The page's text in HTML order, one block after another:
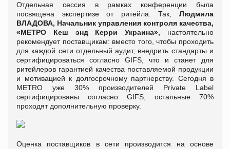
Отдельная сессия в рамках конференции была
посвящена экспертизе от ритейла. Так, Людмила
ВЛАДОВА, Начальник управления контроля качества,
«МЕТРО Кеш энд Керри Украина», настоятельно
рекомендует поставщикам: вместо того, чтобы проходить
для каждой сети отдельный аудит, внедрить стандарты и
сертифицироваться согласно GIFS, что и станет для
ритейлеров гарантией качества поставляемой продукции
и мотивацией к долгосрочному партнерству. Сегодня в
METRO уже 30% производителей Private Label
сертифицированы согласно GIFS, остальные 70%
проходят дополнительную проверку.
Оценка поставщиков в сети производится на основе